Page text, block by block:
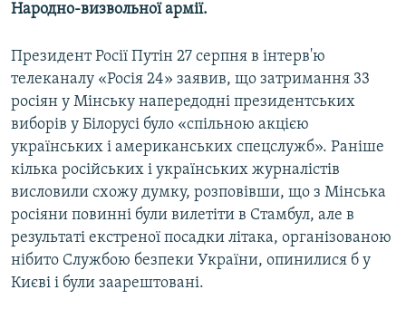
Народно-визвольної армії.
Президент Росії Путін 27 серпня в інтерв'ю
телеканалу «Росія 24» заявив, що затримання 33
росіян у Мінську напередодні президентських
виборів у Білорусі було «спільною акцією
українських і американських спецслужб». Раніше
кілька російських і українських журналістів
висловили схожу думку, розповівши, що з Мінська
росіяни повинні були вилетіти в Стамбул, але в
результаті екстреної посадки літака, організованою
нібито Службою безпеки України, опинилися б у
Києві і були заарештовані.